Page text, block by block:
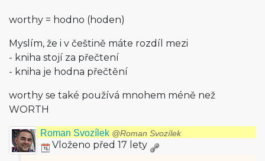
worthy = hodno (hoden)
Myslím, že i v češtině máte rozdíl mezi
- kniha stojí za přečtení
- kniha je hodna přečtění
worthy se také používá mnohem méně než
WORTH
Roman Svozílek @Roman Svozílek
Vloženo před 17 lety